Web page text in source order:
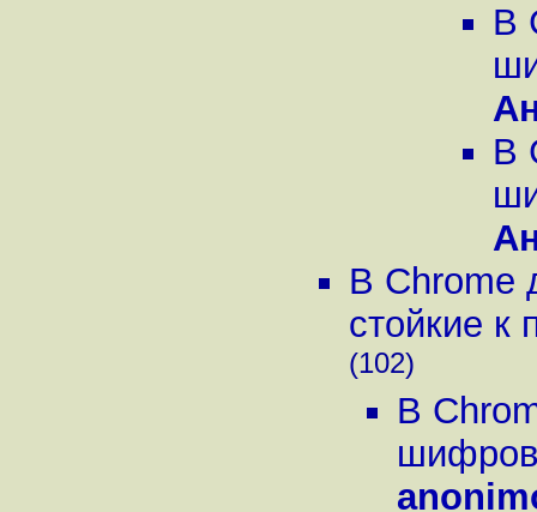
В
В
В Chrome
стойкие к
(102)
В